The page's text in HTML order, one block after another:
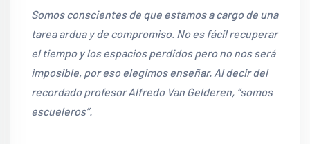
Somos conscientes de que estamos a cargo de una
tarea ardua y de compromiso. No es fácil recuperar
el tiempo y los espacios perdidos pero no nos será
imposible, por eso elegimos enseñar. Al decir del
recordado profesor Alfredo Van Gelderen, “somos
escueleros”.